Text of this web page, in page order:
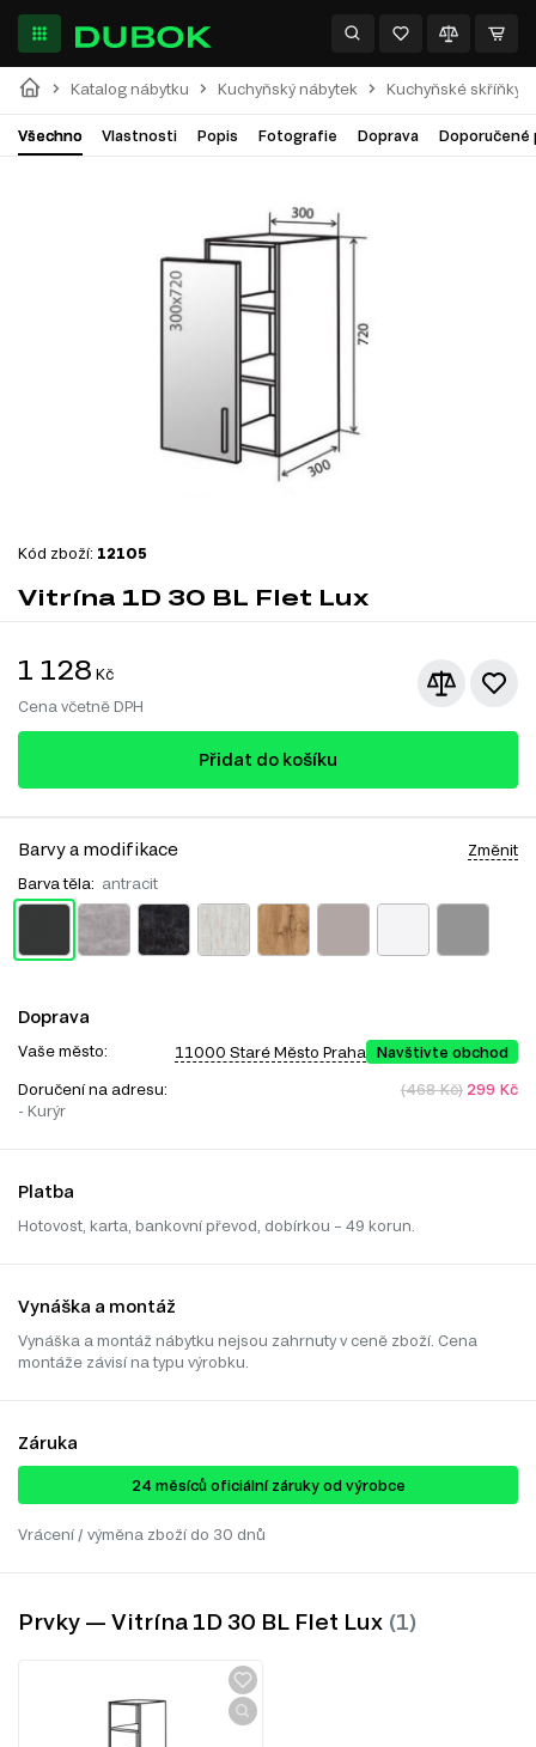
Katalog nábytku Kuchyňský nábytek Kuchyňské skříňky
Všechno Vlastnosti Popis Fotografie Doprava Doporučené
Kód zboží: 12105
Vitrína 1D 30 BL Flet Lux
1 128 Kč
Cena včetně DPH
Přidat do košíku
Barvy a modifikace Změnit
Barva těla: antracit
Doprava
Vaše město: 11000 Staré Město Praha Navštivte obchod
Doručení na adresu:
- Kurýr
(468 Kč) 299 Kč
Platba
Hotovost, karta, bankovní převod, dobírkou – 49 korun.
Vynáška a montáž
Vynáška a montáž nábytku nejsou zahrnuty v ceně zboží. Cena
montáže závisí na typu výrobku.
Záruka
24 ​​​​měsíců oficiální záruky od výrobce
Vrácení / výměna zboží do 30 dnů
Prvky — Vitrína 1D 30 BL Flet Lux